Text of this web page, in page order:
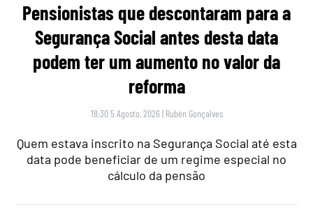
Pensionistas que descontaram para a
Segurança Social antes desta data
podem ter um aumento no valor da
reforma
18:30 5 Agosto, 2026 | Rubén Gonçalves
Quem estava inscrito na Segurança Social até esta
data pode beneficiar de um regime especial no
cálculo da pensão